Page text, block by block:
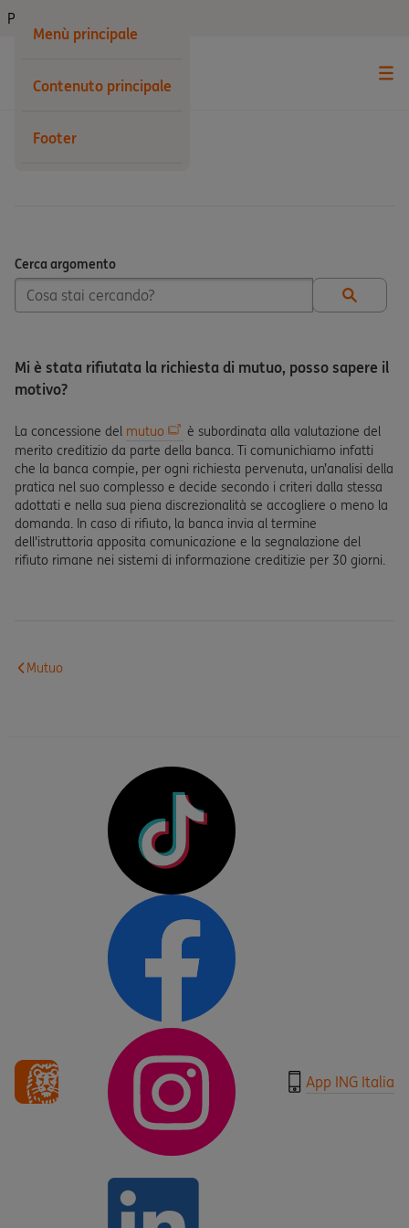
Menù principale
Contenuto principale
Footer
Privati
Cerca argomento
Cerca argomento
Mi è stata rifiutata la richiesta di mutuo, posso sapere il
motivo?
La concessione del mutuo
è subordinata alla valutazione del
merito creditizio da parte della banca. Ti comunichiamo infatti
che la banca compie, per ogni richiesta pervenuta, un’analisi della
pratica nel suo complesso e decide secondo i criteri dalla stessa
adottati e nella sua piena discrezionalità se accogliere o meno la
domanda. In caso di rifiuto, la banca invia al termine
dell'istruttoria apposita comunicazione e la segnalazione del
rifiuto rimane nei sistemi di informazione creditizie per 30 giorni.
Mutuo
App ING Italia